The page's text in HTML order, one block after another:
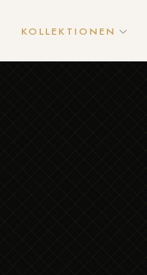
KOLLEKTIONEN